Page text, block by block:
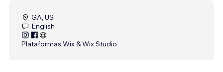
GA, US
English
Plataformas:Wix & Wix Studio